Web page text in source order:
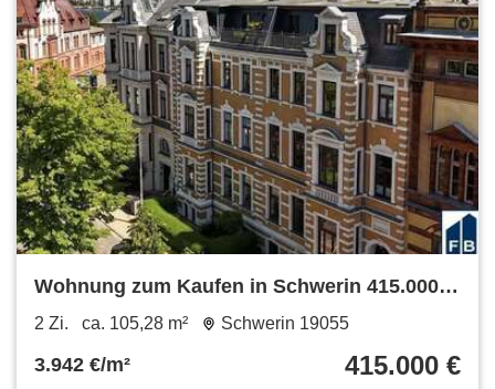
Wohnung zum Kaufen in Schwerin 415.000 €
105.28 m²
2 Zi. ca. 105,28 m² Schwerin 19055
3.942 €/m² 415.000 €